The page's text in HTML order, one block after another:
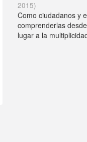
2015)
Como ciudadanos y
comprenderlas
lugar a la